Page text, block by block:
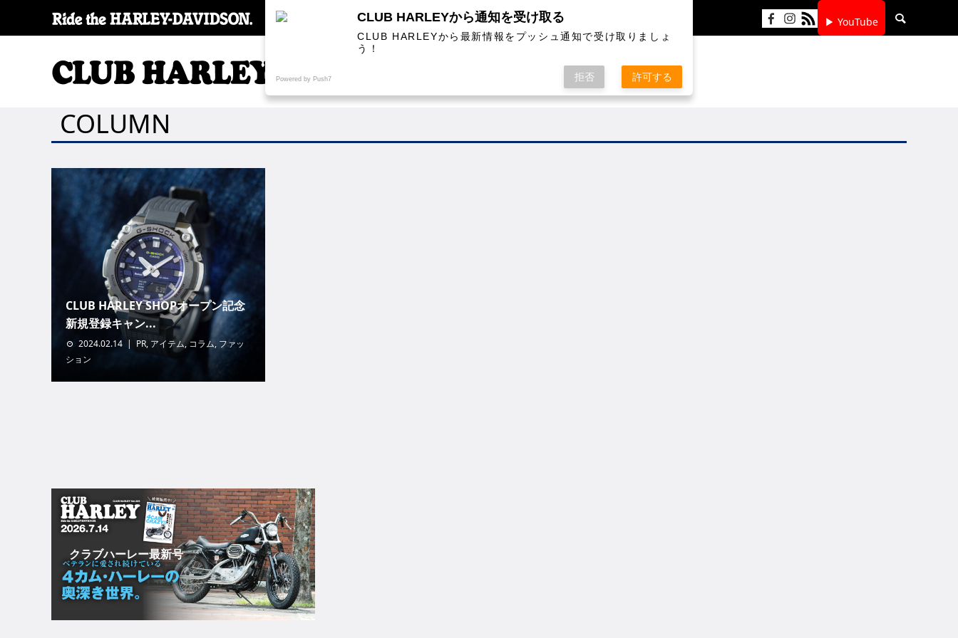
▶ YouTube
SPECIALCOLUMN
COLUMN
CLUB HARLEY SHOPオープン記念
新規登録キャン...
2024.02.14 PR, アイテム,コラム, ファッ
ション
クラブハーレー最新号
CLUB HARLEYから通知を受け取る
CLUB HARLEYから最新情報をプッシュ通知で受け取りましょ
う！
Powered by Push7 拒否 許可する